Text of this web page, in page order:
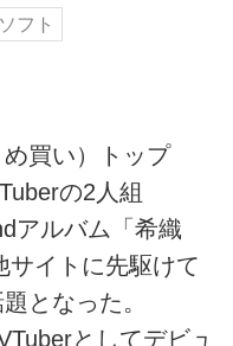
ソフト
め買い）トップ
の2人組
アルバム「希織
サイトに先駆けて
となった。
としてデビュ